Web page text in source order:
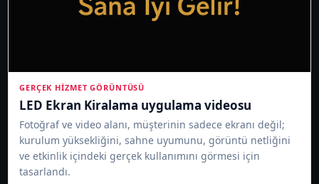
GERÇEK HIZMET GÖRÜNTÜSÜ
LED Ekran Kiralama uygulama videosu
Fotoğraf ve video alanı, müşterinin sadece ekranı değil;
kurulum yüksekliğini, sahne uyumunu, görüntü netliğini
ve etkinlik içindeki gerçek kullanımını görmesi için
tasarlandı.